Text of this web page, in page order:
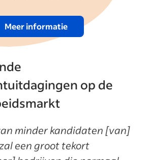
Meer informatie
op de
minder kandidaten [van]
een groot tekort